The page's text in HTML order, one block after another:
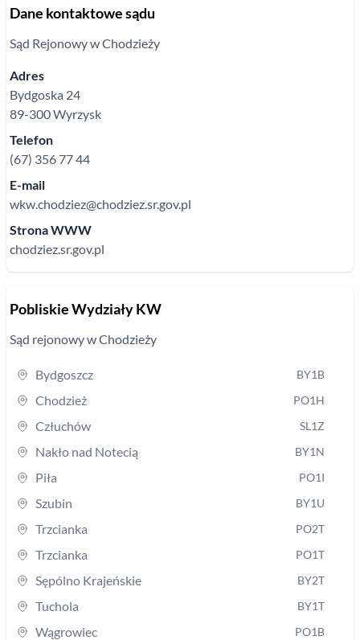
Dane kontaktowe sądu
Sąd Rejonowyw Chodzieży
Adres
Bydgoska 24
89-300Wyrzysk
Telefon
(67) 356 77 44
E-mail
wkw.chodziez@chodziez.sr.gov.pl
Strona WWW
chodziez.sr.gov.pl
Pobliskie Wydziały KW
Sąd rejonowyw Chodzieży
Bydgoszcz BY1B
Chodzież PO1H
Człuchów SL1Z
Nakło nad Notecią BY1N
Piła PO1I
Szubin BY1U
Trzcianka PO2T
Trzcianka PO1T
Sępólno Krajeńskie BY2T
Tuchola BY1T
Wągrowiec PO1B